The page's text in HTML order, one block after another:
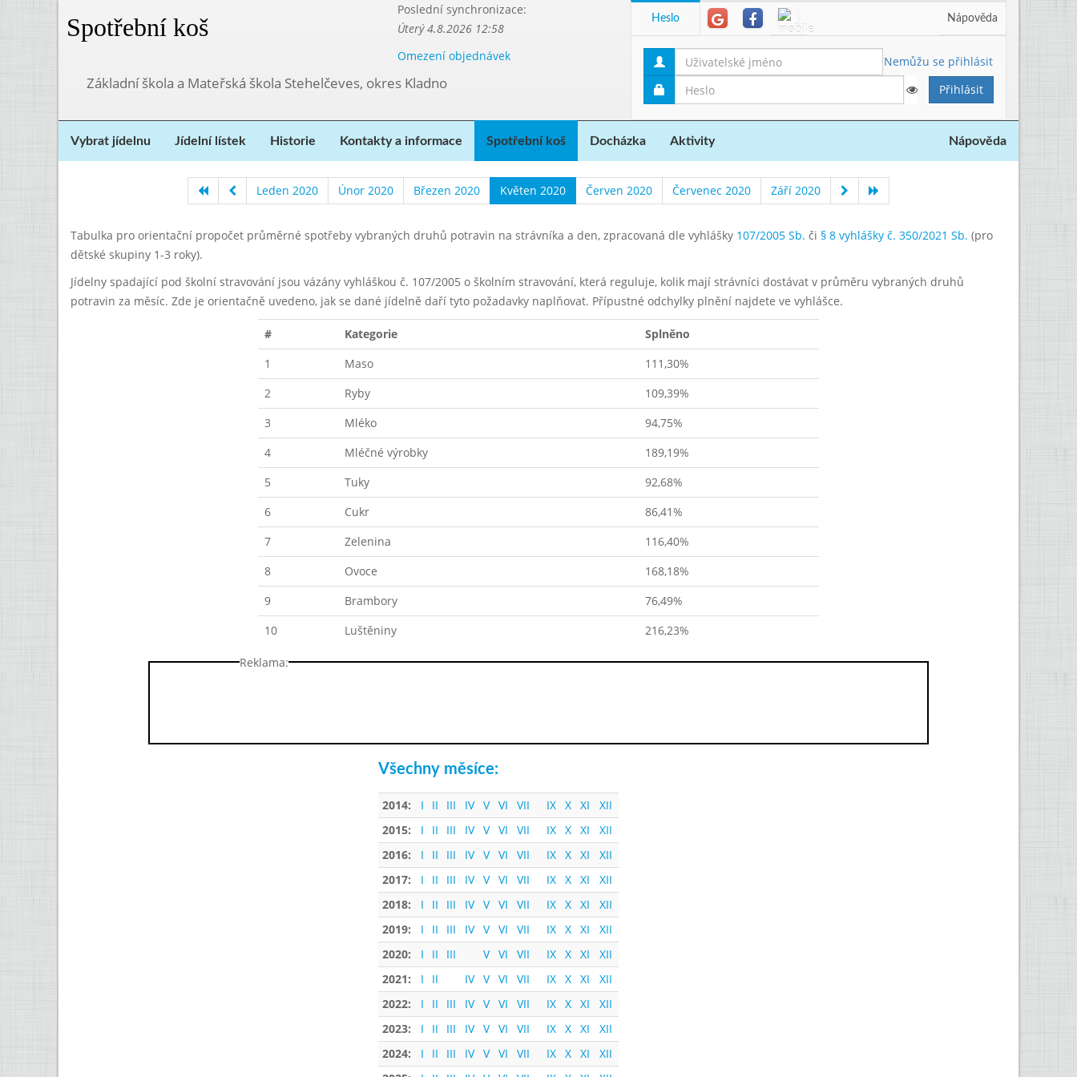
Spotřební koš
Poslední synchronizace:
Úterý 4.8.2026 12:58
Omezení objednávek
Základní škola a Mateřská škola Stehelčeves, okres Kladno
Heslo Nápověda
Nemůžu se přihlásit
Vybrat jídelnu Jídelní lístek Historie Kontakty a informace Spotřební koš Docházka Aktivity Nápověda
Leden 2020 Únor 2020 Březen 2020 Květen 2020 Červen 2020 Červenec 2020 Září 2020
Tabulka pro orientační propočet průměrné spotřeby vybraných druhů potravin na strávníka a den, zpracovaná dle vyhlášky 107/2005 Sb. či § 8 vyhlášky č. 350/2021 Sb. (pro
dětské skupiny 1-3 roky).
Jídelny spadající pod školní stravování jsou vázány vyhláškou č. 107/2005 o školním stravování, která reguluje, kolik mají strávníci dostávat v průměru vybraných druhů
potravin za měsíc. Zde je orientačně uvedeno, jak se dané jídelně daří tyto požadavky naplňovat. Přípustné odchylky plnění najdete ve vyhlášce.
# Kategorie
Splněno
1
Maso
111,30%
2
Ryby
109,39%
3
Mléko
94,75%
4
Mléčné výrobky
189,19%
5
Tuky
92,68%
6
Cukr
86,41%
7
Zelenina
116,40%
8
Ovoce
168,18%
9
Brambory
76,49%
10
Luštěniny 216,23%
Reklama:
Všechny měsíce:
2014: I II III IV V VI VII IX X XI
XII
2015:
I II III IV V VI VII IX X XI
XII
2016:
I II III IV V VI VII IX X XI
XII
2017:
I II III IV V VI VII IX X XI
XII
2018:
I II III IV V VI VII IX X XI
XII
2019:
I II III IV V VI VII IX X XI
XII
2020:
I II III V VI VII IX X XI
XII
2021:
I II IV V VI VII IX X XI
XII
2022:
I II III IV V VI VII IX X XI
XII
2023:
I II III IV V VI VII IX X XI
XII
2024:
I II III IV V VI VII IX X XI
XII